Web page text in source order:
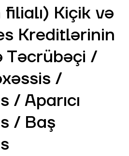
Kiçik və
Kreditlərinin
Təcrübəçi /
/
/ Aparıcı
/ Baş